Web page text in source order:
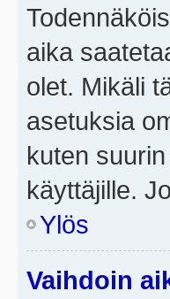
aika
olet. Mikäli
asetuksia
kuten
käyttäjille.
Ylös
Vaihdoin